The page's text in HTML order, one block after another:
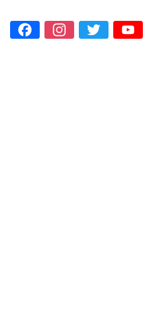
Facebook
Instagram
Twitter